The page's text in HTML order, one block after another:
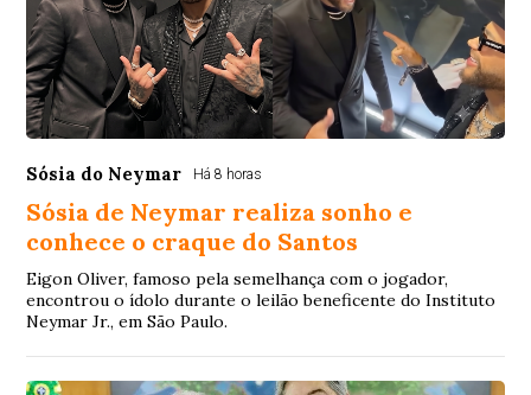
Sósia do Neymar Há 8 horas
Sósia de Neymar realiza sonho e
conhece o craque do Santos
Eigon Oliver, famoso pela semelhança com o jogador,
encontrou o ídolo durante o leilão beneficente do Instituto
Neymar Jr., em São Paulo.